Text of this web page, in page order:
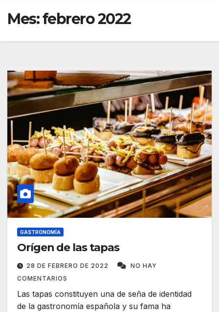
Mes:febrero 2022
GASTRONOMÍA
Orígen de las tapas
28 DE FEBRERO DE 2022
NO HAY
COMENTARIOS
Las tapas constituyen una de seña de identidad
de la gastronomía española y su fama ha